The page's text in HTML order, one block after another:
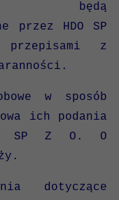
będą
przez HDO SP
z
w sposób
ich podania
SP Z O. O
dotyczące